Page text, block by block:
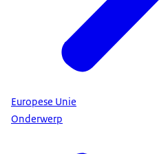
Europese Unie
Onderwerp